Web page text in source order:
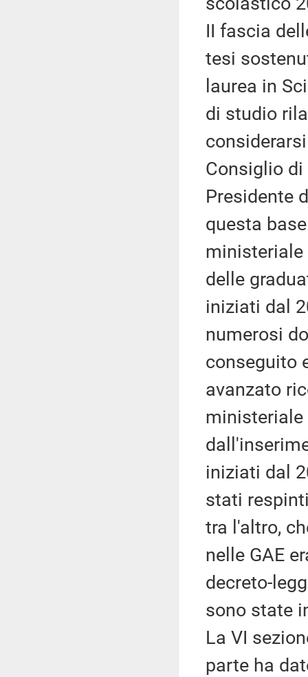
II fascia
tesi
laurea in
di studio
Consiglio
Presidente
questa
ministeriale
delle
iniziati dal
numerosi
conseguito
avanzato
ministeriale
iniziati dal
stati
tra l'altro,
nelle GAE
decreto-
sono state
La VI
parte ha